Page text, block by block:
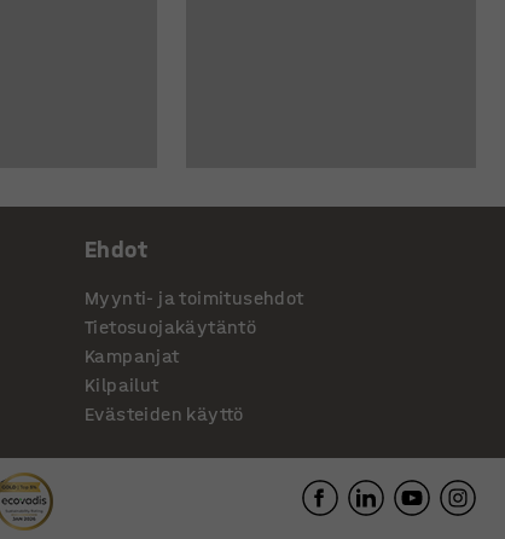
Ehdot
Myynti- ja toimitusehdot
Tietosuojakäytäntö
Kampanjat
Kilpailut
Evästeiden käyttö